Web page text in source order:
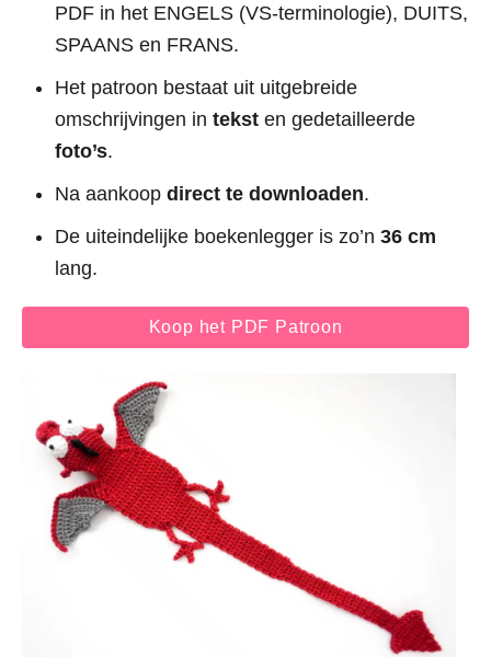
PDF in het ENGELS (VS-terminologie), DUITS,
SPAANS en FRANS.
Het patroon bestaat uit uitgebreide
omschrijvingen in tekst en gedetailleerde
foto’s.
Na aankoop direct te downloaden.
De uiteindelijke boekenlegger is zo’n 36 cm
lang.
Koop het PDF Patroon